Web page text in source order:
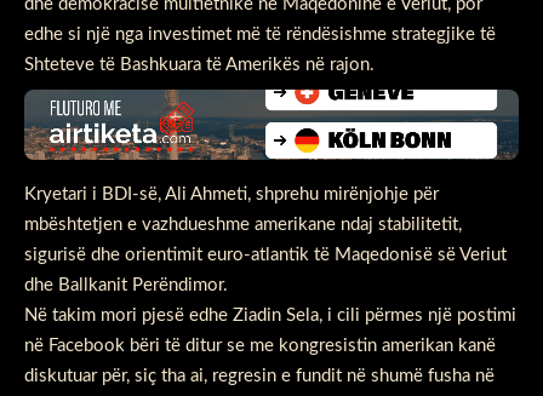
dhe demokracisë multietnike në Maqedoninë e Veriut, por
edhe si një nga investimet më të rëndësishme strategjike të
Shteteve të Bashkuara të Amerikës në rajon.
Kryetari i BDI-së, Ali Ahmeti, shprehu mirënjohje për
mbështetjen e vazhdueshme amerikane ndaj stabilitetit,
sigurisë dhe orientimit euro-atlantik të Maqedonisë së Veriut
dhe Ballkanit Perëndimor.
Në takim mori pjesë edhe Ziadin Sela, i cili përmes një postimi
në Facebook bëri të ditur se me kongresistin amerikan kanë
diskutuar për, siç tha ai, regresin e fundit në shumë fusha në